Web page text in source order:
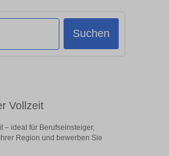
Suchen
Vollzeit
– ideal für Berufseinsteiger,
Region und bewerben Sie